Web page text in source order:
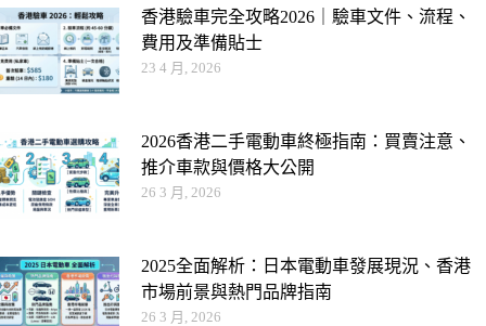
香港驗車完全攻略2026｜驗車文件、流程、
費用及準備貼士
23 4 月, 2026
2026香港二手電動車終極指南：買賣注意、
推介車款與價格大公開
26 3 月, 2026
2025全面解析：日本電動車發展現況、香港
市場前景與熱門品牌指南
26 3 月, 2026